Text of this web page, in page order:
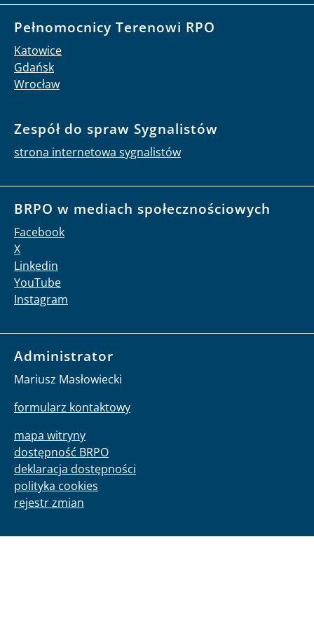
Pełnomocnicy Terenowi RPO
Katowice
Gdańsk
Wrocław
Zespół do spraw Sygnalistów
strona internetowa sygnalistów
BRPO w mediach społecznościowych
Facebook
X
Linkedin
YouTube
Instagram
Administrator
Mariusz Masłowiecki
formularz kontaktowy
mapa witryny
dostępność BRPO
deklaracja dostępności
polityka cookies
rejestr zmian